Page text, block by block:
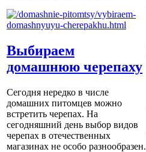
Выбираем
домашнюю черепаху
Сегодня нередко в числе
домашних питомцев можно
встретить черепах. На
сегодняшний день выбор видов
черепах в отечественных
магазинах не особо разнообразен.